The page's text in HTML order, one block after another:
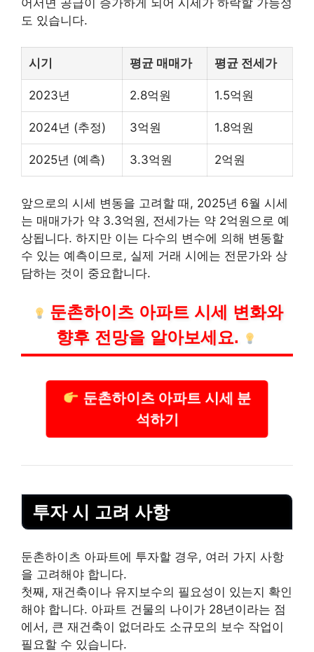
도 있습니다.
시기 평균 매매가 평균 전세가
2023년 2.8억원 1.5억원
2024년 (추정) 3억원 1.8억원
2025년 (예측) 3.3억원 2억원
앞으로의 시세 변동을 고려할 때, 2025년 6월 시세
는 매매가가 약 3.3억원, 전세가는 약 2억원으로 예
상됩니다. 하지만 이는 다수의 변수에 의해 변동할
수 있는 예측이므로, 실제 거래 시에는 전문가와 상
담하는 것이 중요합니다.
둔촌하이츠 아파트 시세 변화와
향후 전망을 알아보세요.
둔촌하이츠 아파트 시세 분
석하기
투자 시 고려 사항
둔촌하이츠 아파트에 투자할 경우, 여러 가지 사항
을 고려해야 합니다.
첫째, 재건축이나 유지보수의 필요성이 있는지 확인
해야 합니다. 아파트 건물의 나이가 28년이라는 점
에서, 큰 재건축이 없더라도 소규모의 보수 작업이
필요할 수 있습니다.